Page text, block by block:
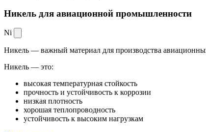
Никель для авиационной промышленности
Ni
Никель — важный материал для производства
Никель — это:
высокая температурная стойкость
прочность и устойчивость к коррозии
низкая плотность
хорошая теплопроводность
устойчивость к высоким нагрузкам